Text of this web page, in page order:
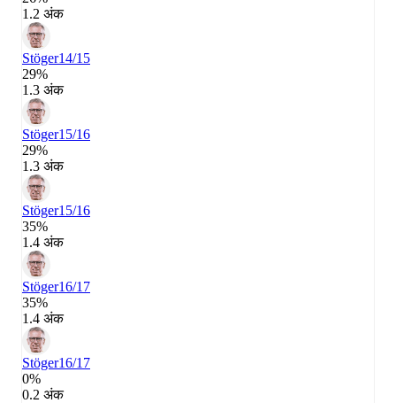
1.2 अंक
Stöger14/15
29%
1.3 अंक
Stöger15/16
29%
1.3 अंक
Stöger15/16
35%
1.4 अंक
Stöger16/17
35%
1.4 अंक
Stöger16/17
0%
0.2 अंक